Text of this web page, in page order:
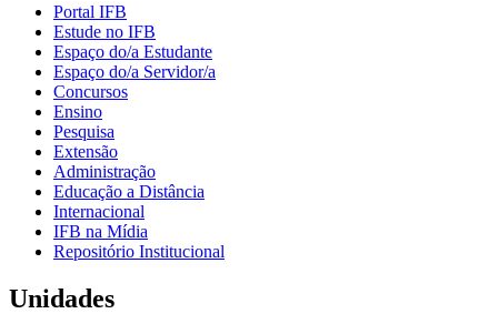
Portal IFB
Estude no IFB
Espaço do/a Estudante
Espaço do/a Servidor/a
Concursos
Ensino
Pesquisa
Extensão
Administração
Educação a Distância
Internacional
IFB na Mídia
Repositório Institucional
Unidades